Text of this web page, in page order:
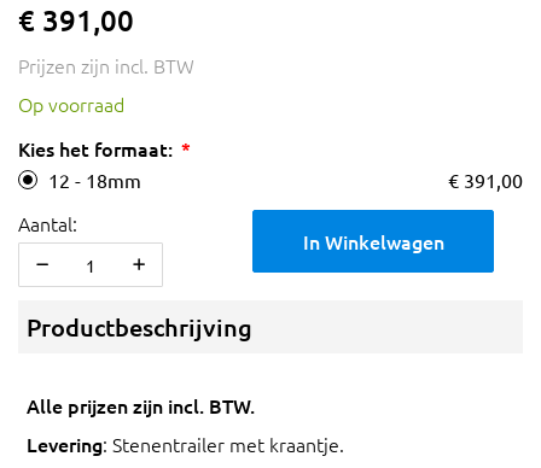
€ 391,00
Prijzen zijn incl. BTW
Op voorraad
Kies het formaat:
12 - 18mm € 391,00
Aantal:
In Winkelwagen
Productbeschrijving
Alle prijzen zijn incl. BTW.
Levering: Stenentrailer met kraantje.